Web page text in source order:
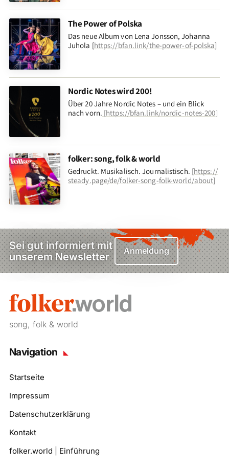
The Power of Polska
Das neue Album von Lena Jonsson, Johanna
Juhola [https://bfan.link/the-power-of-polska]
Nordic Notes wird 200!
Über 20 Jahre Nordic Notes – und ein Blick
nach vorn. [https://bfan.link/nordic-notes-200]
folker: song, folk & world
Gedruckt. Musikalisch. Journalistisch. [https://
steady.page/de/folker-song-folk-world/about]
Sei gut informiert mit
unserem Newsletter
Anmeldung
song, folk & world
Navigation
Startseite
Impressum
Datenschutzerklärung
Kontakt
folker.world | Einführung